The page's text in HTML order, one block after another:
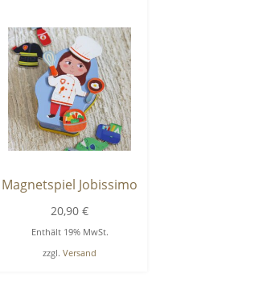
Magnetspiel Jobissimo
20,90€
Enthält 19% MwSt.
zzgl.Versand